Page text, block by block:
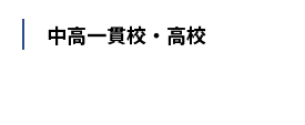
中部
愛知県
静岡県
武田塾
大学受験
開成番長直伝！子どもの受験を
中高一貫校・高校